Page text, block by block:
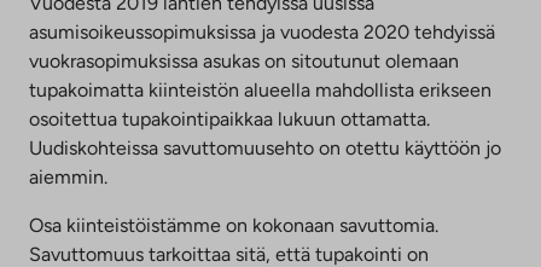
asumisoikeussopimuksissa ja vuodesta 2020 tehdyissä
vuokrasopimuksissa asukas on sitoutunut olemaan
tupakoimatta kiinteistön alueella mahdollista erikseen
osoitettua tupakointipaikkaa lukuun ottamatta.
Uudiskohteissa savuttomuusehto on otettu käyttöön jo
aiemmin.
Osa kiinteistöistämme on kokonaan savuttomia.
Savuttomuus tarkoittaa sitä, että tupakointi on